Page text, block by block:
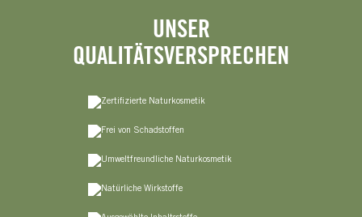
UNSER
QUALITÄTSVERSPRECHEN